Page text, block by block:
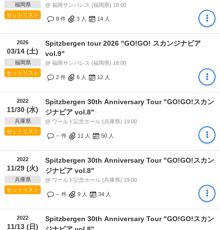
福岡県
セットリスト
@ 福岡サンパレス (福岡県) 18:00
8 件 3 人 14 人
2026
03/14 (土)
福岡県
セットリスト
Spitzbergen tour 2026 "GO!GO! スカンジナビア
vol.9"
@ 福岡サンパレス (福岡県) 18:00
2 件 6 人 12 人
2022
11/30 (水)
兵庫県
セットリスト
Spitzbergen 30th Anniversary Tour "GO!GO!スカン
ジナビア vol.8"
@ ワールド記念ホール (兵庫県) 19:00
-- 件 11 人 50 人
2022
11/29 (火)
兵庫県
セットリスト
Spitzbergen 30th Anniversary Tour "GO!GO!スカン
ジナビア vol.8"
@ ワールド記念ホール (兵庫県) 19:00
-- 件 9 人 34 人
2022
11/13 (日)
Spitzbergen 30th Anniversary Tour "GO!GO!スカン